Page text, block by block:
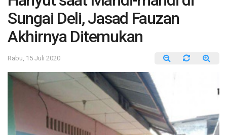
Sungai Deli, Jasad Fauzan
Akhirnya Ditemukan
Rabu, 15 Juli 2020